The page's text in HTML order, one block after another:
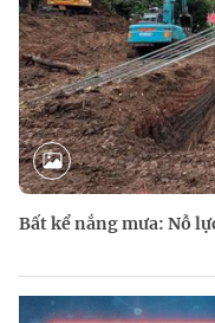
Bất kể nắng mưa: Nỗ